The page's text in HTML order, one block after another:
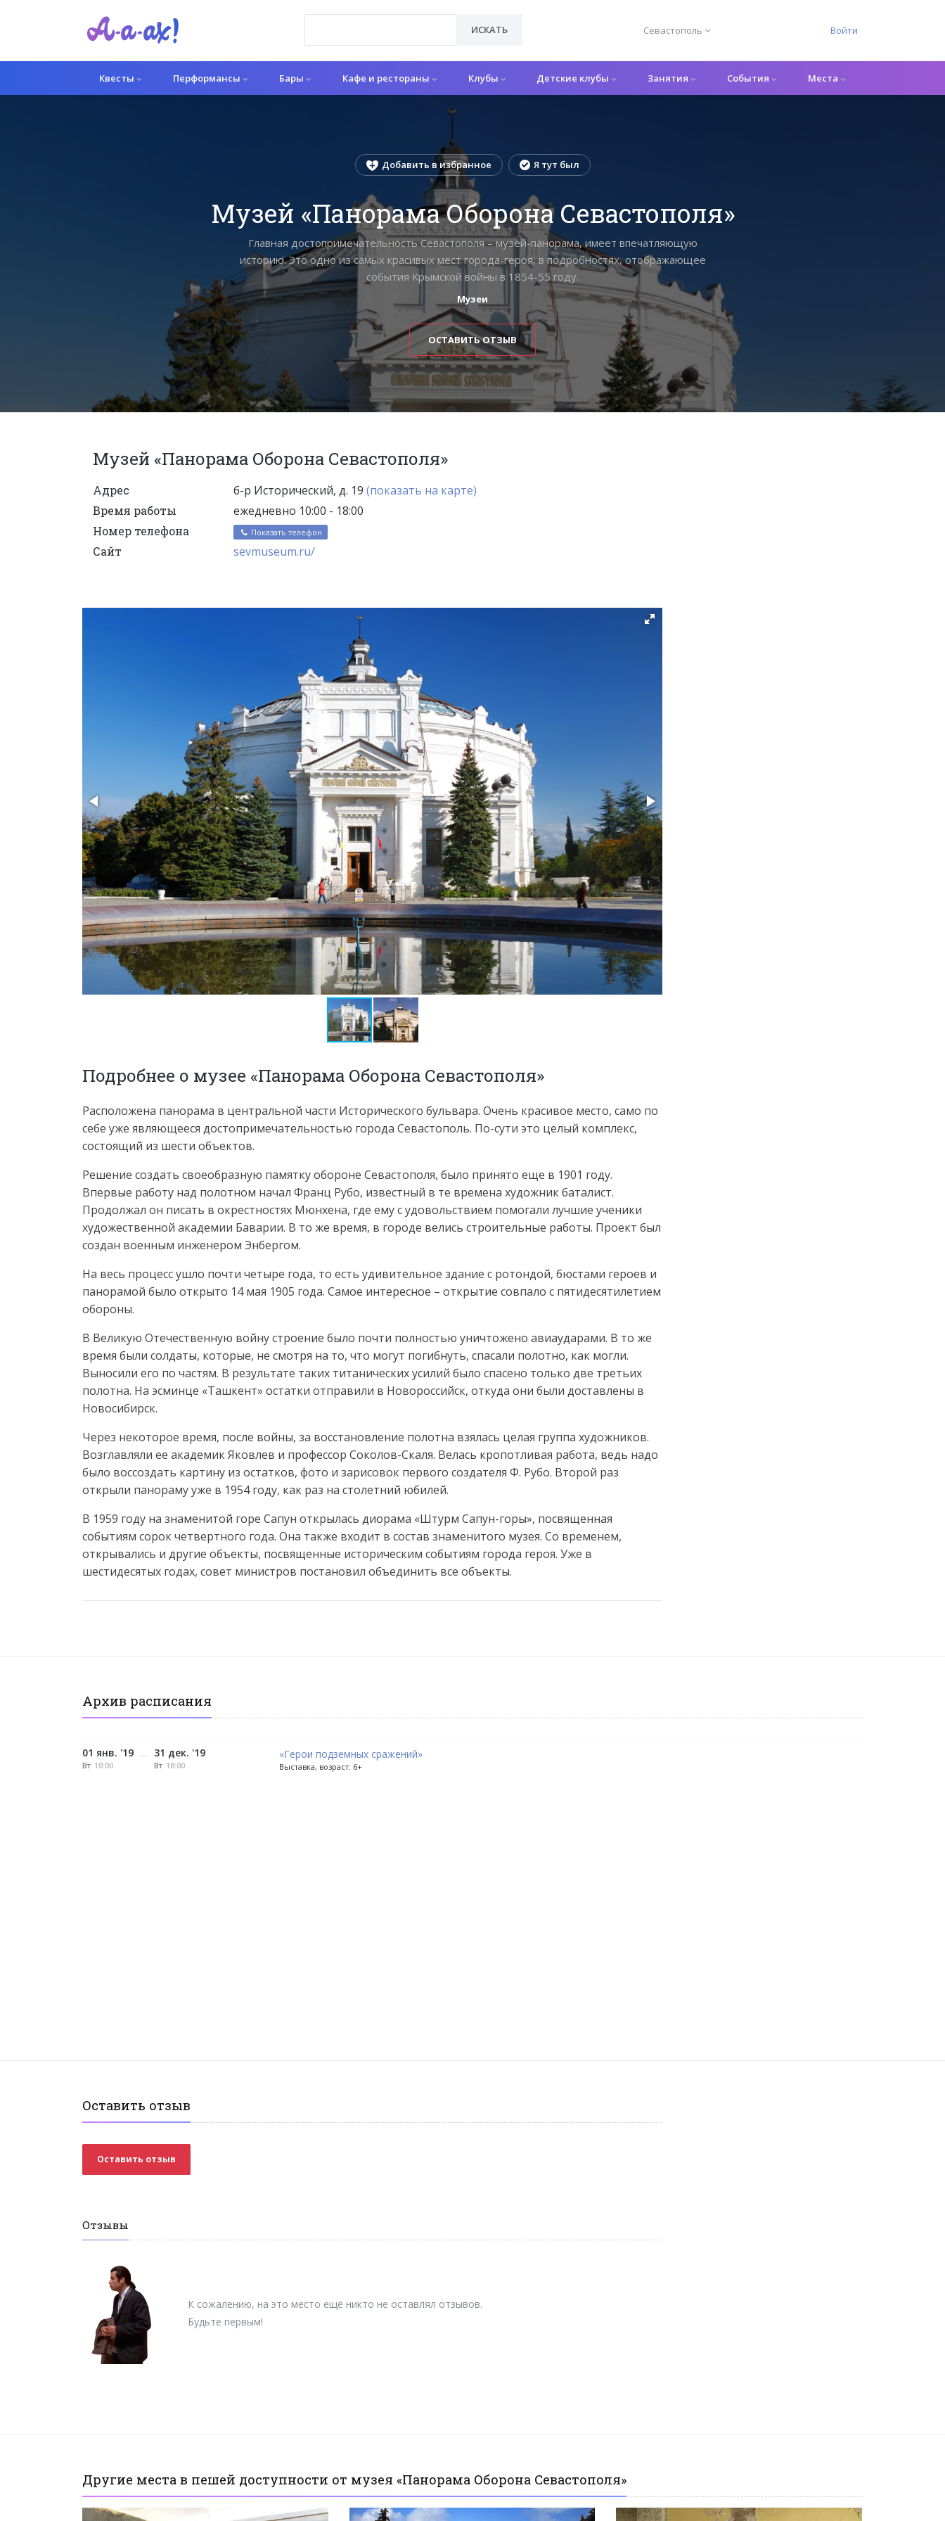
ИСКАТЬ Севастополь Войти
Квесты Перформансы Бары Кафе и рестораны Клубы Детские клубы Занятия События Места
Добавить в избранное Я тут был
Музей «Панорама Оборона Севастополя»
Главная достопримечательность Севастополя – музей-панорама, имеет впечатляющую
историю. Это одно из самых красивых мест города-героя, в подробностях, отображающее
события Крымской войны в 1854-55 году.
Музеи
ОСТАВИТЬ ОТЗЫВ
Музей «Панорама Оборона Севастополя»
Адрес б-р Исторический, д. 19 (показать на карте)
Время работы ежедневно 10:00 - 18:00
Номер телефона Показать телефон
Сайт sevmuseum.ru/
Подробнее о музее «Панорама Оборона Севастополя»
Расположена панорама в центральной части Исторического бульвара. Очень красивое место, само по
себе уже являющееся достопримечательностью города Севастополь. По-сути это целый комплекс,
состоящий из шести объектов.
Решение создать своеобразную памятку обороне Севастополя, было принято еще в 1901 году.
Впервые работу над полотном начал Франц Рубо, известный в те времена художник баталист.
Продолжал он писать в окрестностях Мюнхена, где ему с удовольствием помогали лучшие ученики
художественной академии Баварии. В то же время, в городе велись строительные работы. Проект был
создан военным инженером Энбергом.
На весь процесс ушло почти четыре года, то есть удивительное здание с ротондой, бюстами героев и
панорамой было открыто 14 мая 1905 года. Самое интересное – открытие совпало с пятидесятилетием
обороны.
В Великую Отечественную войну строение было почти полностью уничтожено авиаударами. В то же
время были солдаты, которые, не смотря на то, что могут погибнуть, спасали полотно, как могли.
Выносили его по частям. В результате таких титанических усилий было спасено только две третьих
полотна. На эсминце «Ташкент» остатки отправили в Новороссийск, откуда они были доставлены в
Новосибирск.
Через некоторое время, после войны, за восстановление полотна взялась целая группа художников.
Возглавляли ее академик Яковлев и профессор Соколов-Скаля. Велась кропотливая работа, ведь надо
было воссоздать картину из остатков, фото и зарисовок первого создателя Ф. Рубо. Второй раз
открыли панораму уже в 1954 году, как раз на столетний юбилей.
В 1959 году на знаменитой горе Сапун открылась диорама «Штурм Сапун-горы», посвященная
событиям сорок четвертного года. Она также входит в состав знаменитого музея. Со временем,
открывались и другие объекты, посвященные историческим событиям города героя. Уже в
шестидесятых годах, совет министров постановил объединить все объекты.
Архив расписания
01 янв. '19
Вт 10:00
— 31 дек. '19
Вт 18:00
«Герои подземных сражений»
Выставка, возраст: 6+
Оставить отзыв
Оставить отзыв
Отзывы
К сожалению, на это место ещё никто не оставлял отзывов.
Будьте первым!
Другие места в пешей доступности от музея «Панорама Оборона Севастополя»